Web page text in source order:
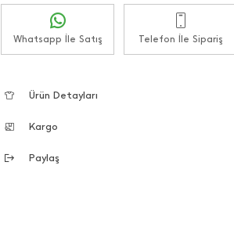
Whatsapp İle Satış Telefon İle Sipariş
Ürün Detayları
Kargo
Paylaş